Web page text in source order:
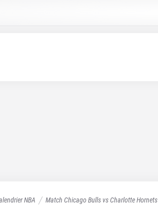
Actu NBA
NBA Match Chicago Bulls vsCharlotte Hornets